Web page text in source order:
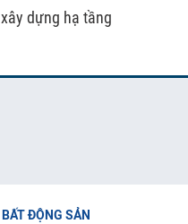
xây dựng hạ tầng
BẤT ĐỘNG SẢN